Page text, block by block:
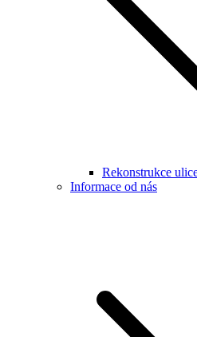
Rekonstrukce
Informace od nás